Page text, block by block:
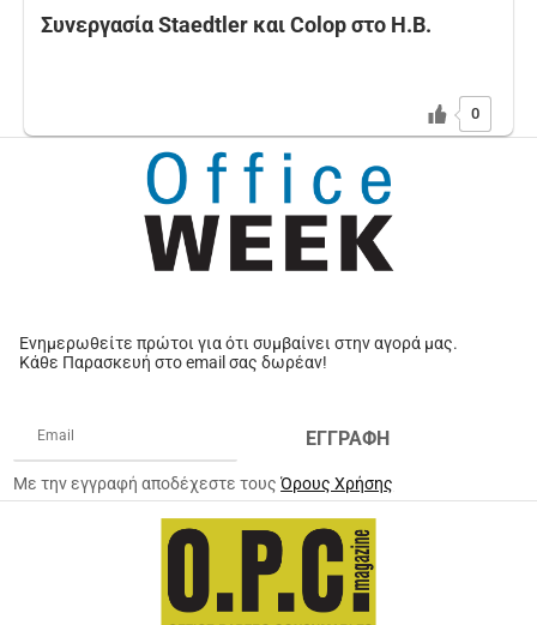
Συνεργασία Staedtler και Colop στο Η.Β.
0
Ενημερωθείτε πρώτοι για ότι συμβαίνει στην αγορά μας.
Κάθε Παρασκευή στο email σας δωρέαν!
ΕΓΓΡΑΦΗ
Με την εγγραφή αποδέχεστε τουςΌρους Χρήσης